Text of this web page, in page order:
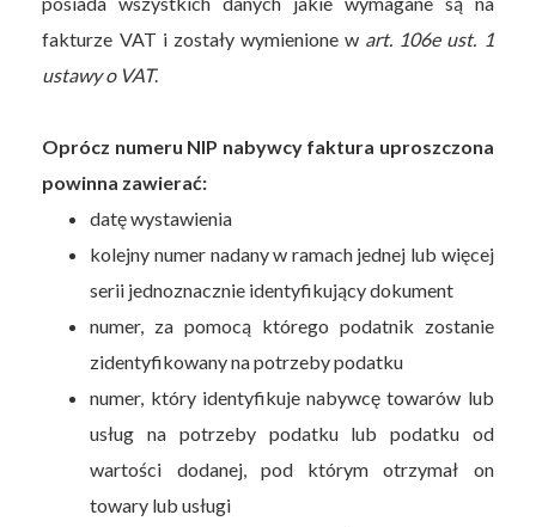
fakturze VAT i zostały wymienione w art. 106e ust. 1
ustawy o VAT.
Oprócz numeru NIP nabywcy faktura uproszczona
powinna zawierać:
datę wystawienia
kolejny numer nadany w ramach jednej lub więcej
serii jednoznacznie identyfikujący dokument
numer, za pomocą którego podatnik zostanie
zidentyfikowany na potrzeby podatku
numer, który identyfikuje nabywcę towarów lub
usług na potrzeby podatku lub podatku od
wartości dodanej, pod którym otrzymał on
towary lub usługi